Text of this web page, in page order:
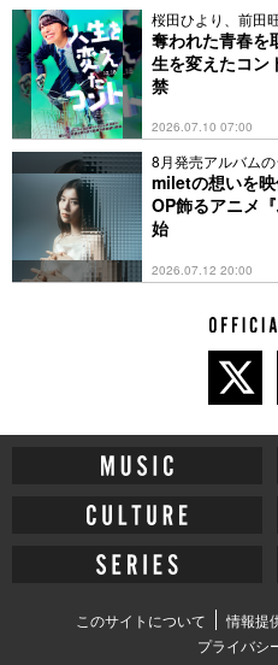
桜田ひより、前田
奪われた青春を
生を変えたコン
禁
2026.07.10 07:00
8月発売アルバム
miletの想いを映
OP飾るアニメ
始
2026.07.12 20:00
このサイトについて 情報提
プライバシ